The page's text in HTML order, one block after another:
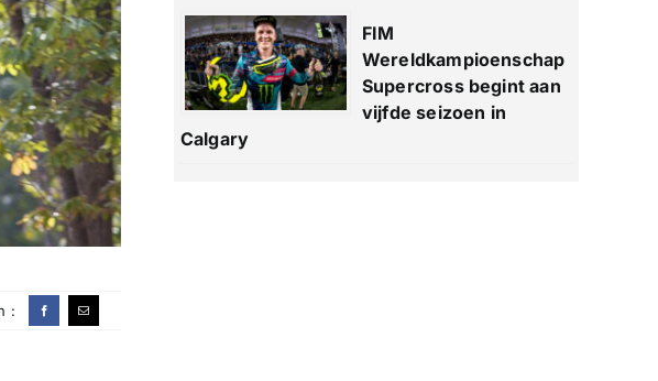
FIM
Wereldkampioenschap
Supercross begint aan
vijfde seizoen in
Calgary
: